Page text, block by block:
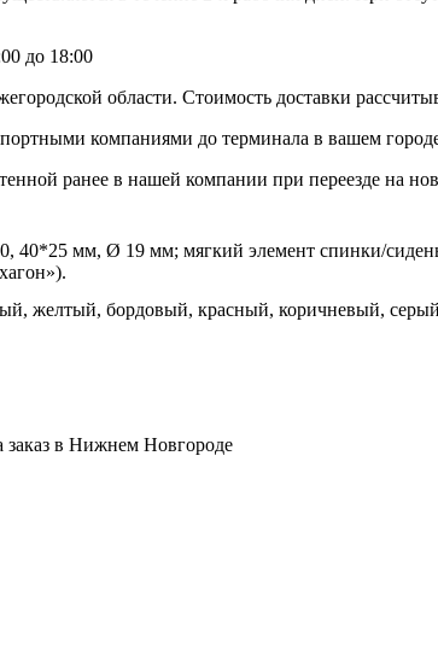
до 18:00
области. Стоимость доставки
компаниями до терминала в вашем
ранее в нашей компании при переезде на
40*25 мм, Ø 19 мм; мягкий элемент спинки/
желтый, бордовый, красный, коричневый,
заказ в Нижнем Новгороде